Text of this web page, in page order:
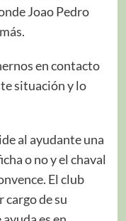
Joao Pedro
en contacto
situación y lo
al ayudante una
o no y el chaval
El club
cargo de su